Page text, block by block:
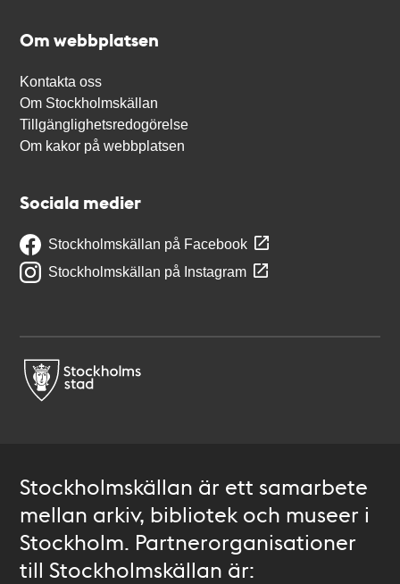
Om webbplatsen
Kontakta oss
Om Stockholmskällan
Tillgänglighetsredogörelse
Om kakor på webbplatsen
Sociala medier
Stockholmskällan på Facebook
Stockholmskällan på Instagram
Stockholmskällan är ett samarbete
mellan arkiv, bibliotek och museer i
Stockholm. Partnerorganisationer
till Stockholmskällan är: